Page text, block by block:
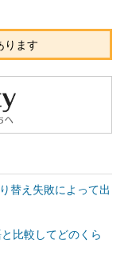
ります
替え失敗によって出
比較してどのくら